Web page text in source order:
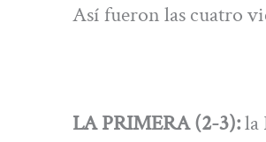
Así fueron las cuatro
LA PRIMERA (2-3):la